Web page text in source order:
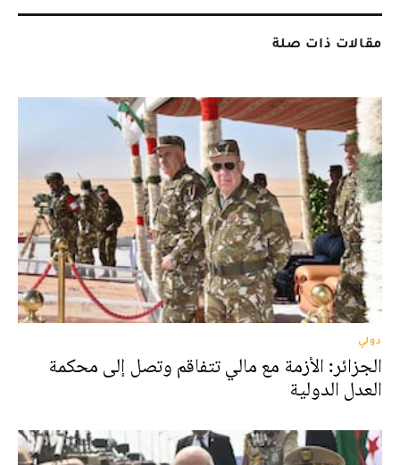
مقالات ذات صلة
دولي
الجزائر: الأزمة مع مالي تتفاقم وتصل إلى محكمة
العدل الدولية